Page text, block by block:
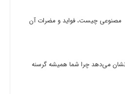
مصنوعی چیست، فواید و مضرات آن
نشان می‌دهد چرا شما همیشه گرسنه